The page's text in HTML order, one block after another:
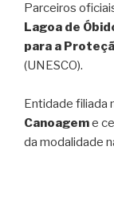
Parceiros
Lagoa de
para a
(UNESCO).
Entidade filiada
Canoageme
da modalidade